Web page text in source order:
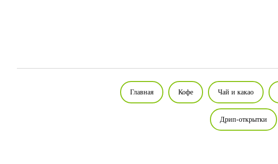
Главная Кофе Чай и какао
Дрип-открытки